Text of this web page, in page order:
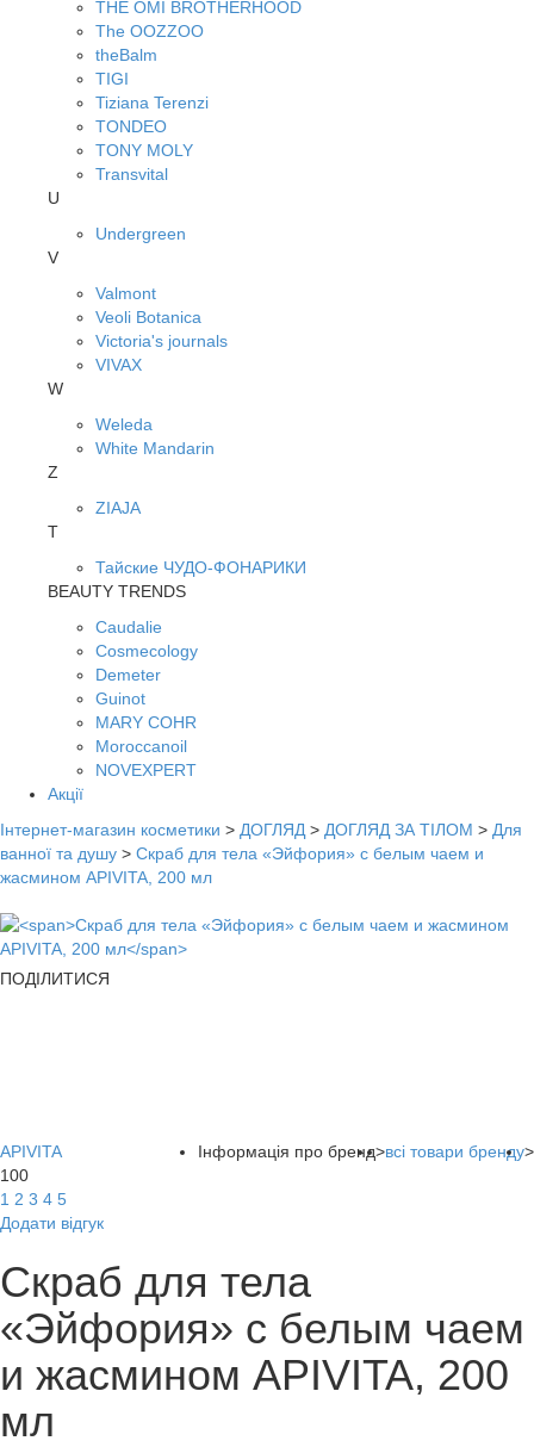
THE OMI BROTHERHOOD
The OOZZOO
theBalm
TIGI
Tiziana Terenzi
TONDEO
TONY MOLY
Transvital
U
Undergreen
V
Valmont
Veoli Botanica
Victoria's journals
VIVAX
W
Weleda
White Mandarin
Z
ZIAJA
Т
Тайские ЧУДО-ФОНАРИКИ
BEAUTY TRENDS
Caudalie
Cosmecology
Demeter
Guinot
MARY COHR
Moroccanoil
NOVEXPERT
Акції
Інтернет-магазин косметики > ДОГЛЯД > ДОГЛЯД ЗА ТІЛОМ > Для
ванної та душу > Скраб для тела «Эйфория» с белым чаем и
жасмином APIVITA, 200 мл
ПОДІЛИТИСЯ
Інформація про бренд>всі товари бренду>
APIVITA
100
1 2 3 4 5
Додати відгук
Скраб для тела
«Эйфория» с белым чаем
и жасмином APIVITA, 200
мл